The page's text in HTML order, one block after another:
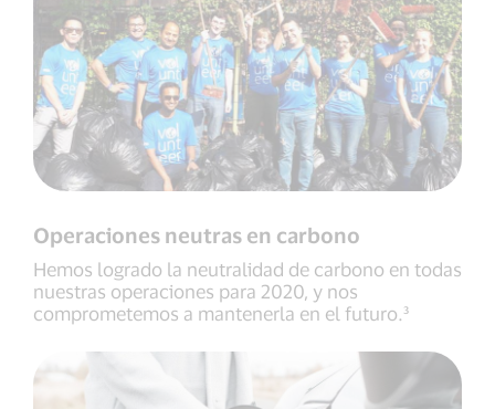
Operaciones neutras en carbono
Hemos logrado la neutralidad de carbono en todas
nuestras operaciones para 2020, y nos
comprometemos a mantenerla en el futuro.³